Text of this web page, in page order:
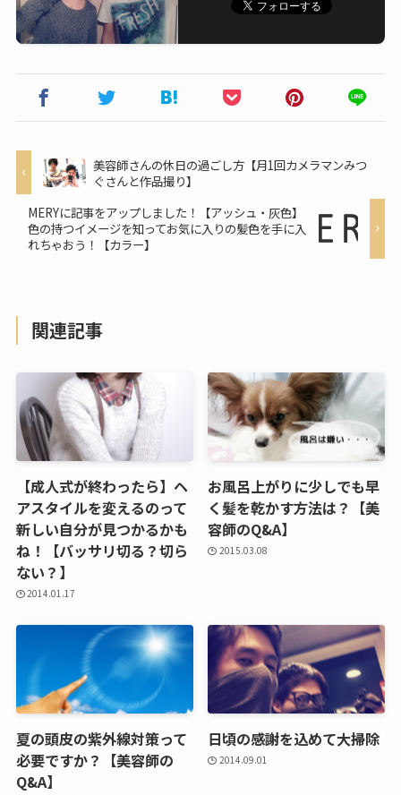
美容師さんの休日の過ごし方【月1回カメラマンみつ
ぐさんと作品撮り】
MERYに記事をアップしました！【アッシュ・灰色】
色の持つイメージを知ってお気に入りの髪色を手に入
れちゃおう！【カラー】
関連記事
【成人式が終わったら】ヘ
アスタイルを変えるのって
新しい自分が見つかるかも
ね！【バッサリ切る？切ら
ない？】
2014.01.17
お風呂上がりに少しでも早
く髪を乾かす方法は？【美
容師のQ&A】
2015.03.08
夏の頭皮の紫外線対策って
必要ですか？【美容師の
Q&A】
日頃の感謝を込めて大掃除
2014.09.01